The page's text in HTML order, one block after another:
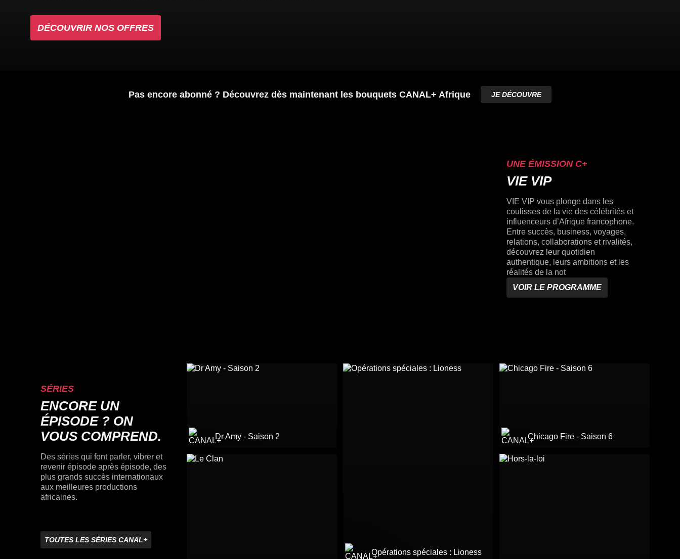
DÉCOUVRIR NOS OFFRES
Pas encore abonné ? Découvrez dès maintenant les bouquets CANAL+ Afrique JE DÉCOUVRE
UNE ÉMISSION C+
VIE VIP
VIE VIP vous plonge dans les
coulisses de la vie des célébrités et
influenceurs d’Afrique francophone.
Entre succès, business, voyages,
relations, collaborations et rivalités,
découvrez leur quotidien
authentique, leurs ambitions et les
réalités de la not
VOIR LE PROGRAMME
SÉRIES
ENCORE UN
ÉPISODE ? ON
VOUS COMPREND.
Des séries qui font parler, vibrer et
revenir épisode après épisode, des
plus grands succès internationaux
aux meilleures productions
africaines.
TOUTES LES SÉRIES CANAL+
Dr Amy - Saison 2 Chicago Fire - Saison 6
Opérations spéciales : Lioness